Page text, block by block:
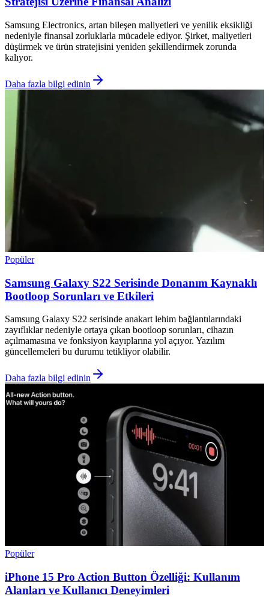
Samsung Electronics, artan bileşen maliyetleri ve yenilik eksikliği
nedeniyle finansal zorluklarla mücadele ediyor. Şirket, maliyetleri
düşürmek ve ürün stratejisini yeniden şekillendirmek zorunda
kalıyor.
Daha fazla bilgi edinin
Popüler
Samsung Galaxy S22 Serisinde Donanım Kaynaklı
Bootloop Sorunları ve Etkileri
Samsung Galaxy S22 serisinde anakart lehim bağlantılarındaki
zayıflıklar nedeniyle ortaya çıkan bootloop sorunları, cihazın
açılmamasına ve fonksiyon kayıplarına yol açıyor. Yazılım
güncellemeleri bu durumu tetikliyor olabilir.
Daha fazla bilgi edinin
Popüler
iPhone 15 Pro Action Button Özelliği: Kullanım
Alanları ve Kullanıcı Deneyimleri